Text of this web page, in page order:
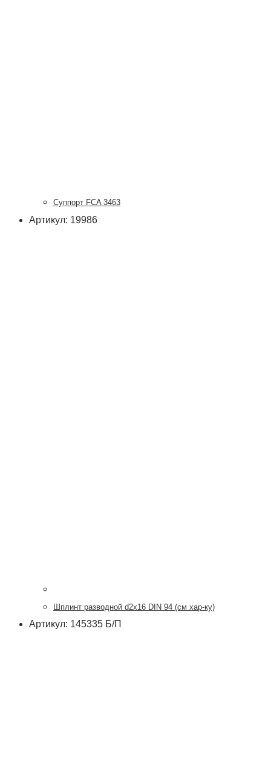
Суппорт FCA 3463
Артикул: 19986
Шплинт разводной d2х16 DIN 94 (см хар-ку)
Артикул: 145335 Б/П